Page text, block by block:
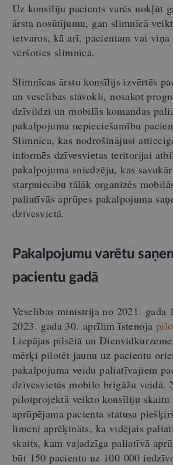
Uz konsīliju pacients varēs nokļūt
ārsta nosūtījumu, gan slimnīcā
ietvaros, kā arī, pacientam vai
vēršoties slimnīcā.
Slimnīcas ārstu konsīlijs izvērtēs
un veselības stāvokli, nosakot
dzīvildzi un mobilās komandas
pakalpojuma nepieciešamību
Slimnīca, kas nodrošinājusi
informēs dzīvesvietas teritorijai
pakalpojuma sniedzēju, kas
starpniecību tālāk organizēs
paliatīvās aprūpes pakalpojuma
dzīvesvietā.
Pakalpojumu varētu
pacientu gadā
Veselības ministrija no 2021. gada
2023. gada 30. aprīlim īstenoja
Liepājas pilsētā un
mērķi pilotēt jaunu uz pacientu
pakalpojuma veidu paliatīvajiem
dzīvesvietās mobilo brigāžu veidā.
pilotprojektā veikto konsīliju
aprūpējama pacienta statusa
līmenī aprēķināts, ka vidējais
skaits, kam vajadzīga paliatīvā
būt 150 pacientu uz 100 000